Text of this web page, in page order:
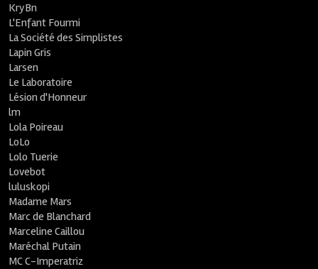
KryBn
L'Enfant Fourmi
La Société des Simplistes
Lapin Gris
Larsen
Le Laboratoire
Lésion d'Honneur
lm
Lola Poireau
LoLo
Lolo Tuerie
Lovebot
luluskopi
Madame Mars
Marc de Blanchard
Marceline Caillou
Maréchal Putain
MC C-Imperatriz